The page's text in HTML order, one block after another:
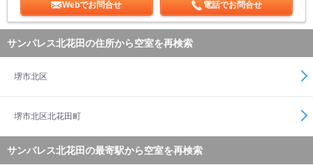
Webでお問合せ 電話でお問合せ
サンパレス北花田の住所から空室を再検索
堺市北区
堺市北区北花田町
サンパレス北花田の最寄駅から空室を再検索